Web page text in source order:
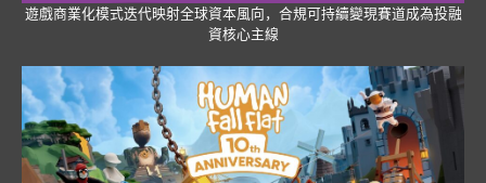
遊戲商業化模式迭代映射全球資本風向，合規可持續變現賽道成為投融
資核心主線